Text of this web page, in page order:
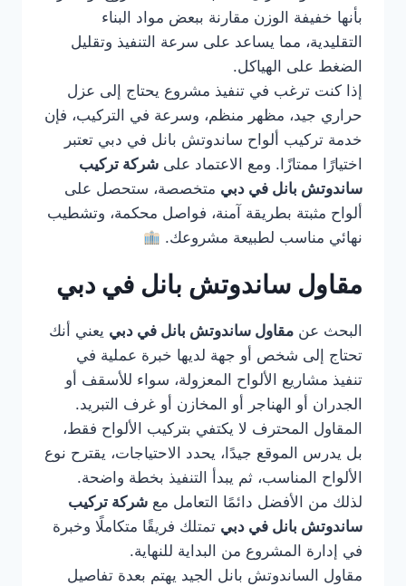
بأنها خفيفة الوزن مقارنة ببعض مواد البناء
التقليدية، مما يساعد على سرعة التنفيذ وتقليل
الضغط على الهياكل.
إذا كنت ترغب في تنفيذ مشروع يحتاج إلى عزل
حراري جيد، مظهر منظم، وسرعة في التركيب، فإن
خدمة تركيب ألواح ساندوتش بانل في دبي تعتبر
اختيارًا ممتازًا. ومع الاعتماد على شركة تركيب
ساندوتش بانل في دبي متخصصة، ستحصل على
ألواح مثبتة بطريقة آمنة، فواصل محكمة، وتشطيب
نهائي مناسب لطبيعة مشروعك.
مقاول ساندوتش بانل في دبي
البحث عن مقاول ساندوتش بانل في دبي يعني أنك
تحتاج إلى شخص أو جهة لديها خبرة عملية في
تنفيذ مشاريع الألواح المعزولة، سواء للأسقف أو
الجدران أو الهناجر أو المخازن أو غرف التبريد.
المقاول المحترف لا يكتفي بتركيب الألواح فقط،
بل يدرس الموقع جيدًا، يحدد الاحتياجات، يقترح نوع
الألواح المناسب، ثم يبدأ التنفيذ بخطة واضحة.
لذلك من الأفضل دائمًا التعامل مع شركة تركيب
ساندوتش بانل في دبي تمتلك فريقًا متكاملًا وخبرة
في إدارة المشروع من البداية للنهاية.
مقاول الساندوتش بانل الجيد يهتم بعدة تفاصيل